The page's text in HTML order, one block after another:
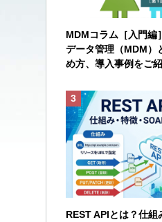
MDMコラム［入門編
データ管理（MDM）
め方、導入事例をご紹
REST APIとは？仕組